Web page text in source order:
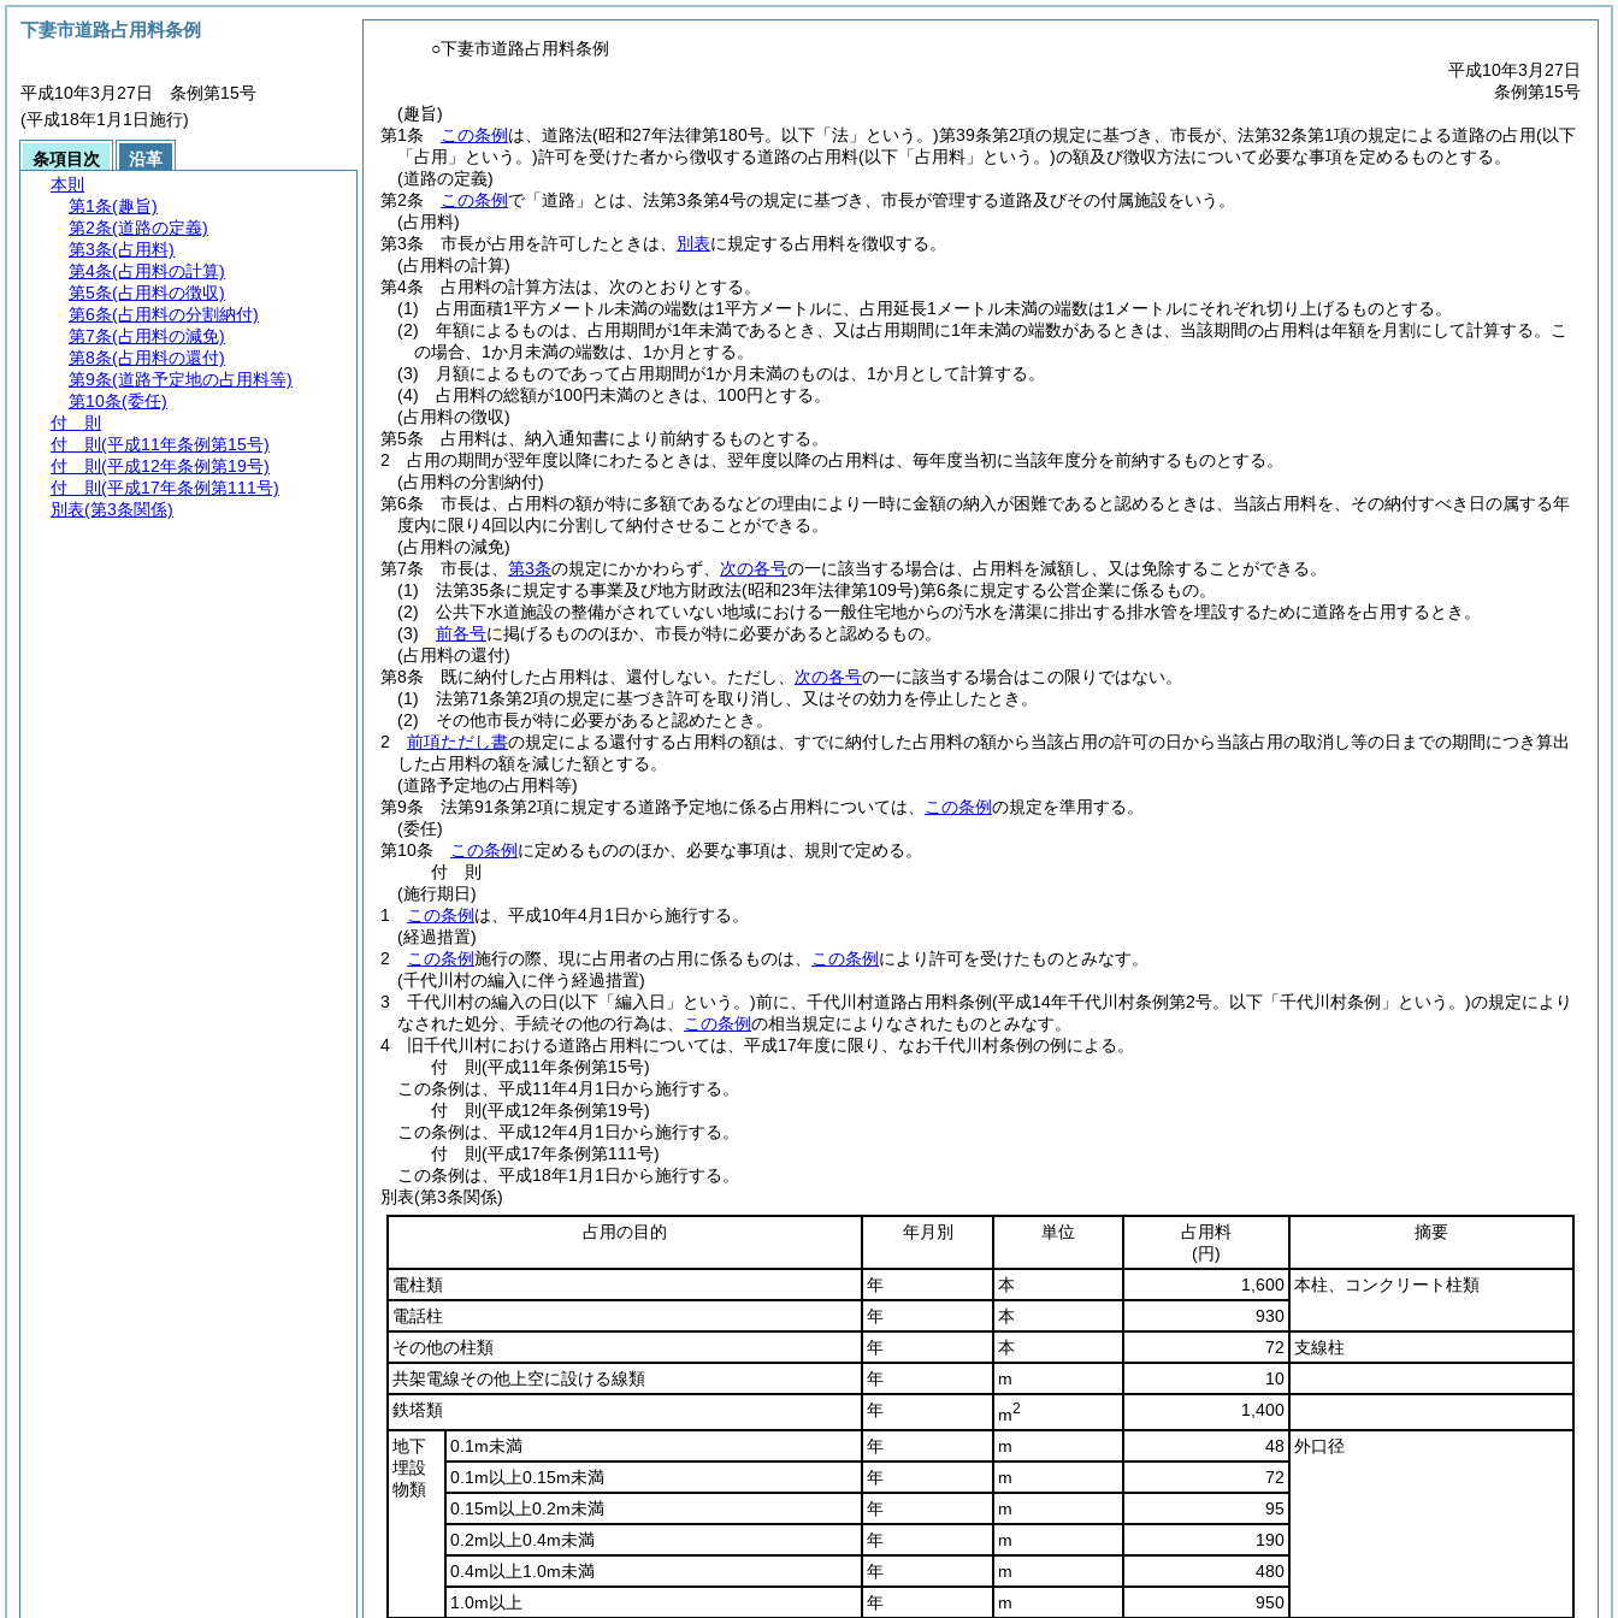
○下妻市道路占用料条例
平成10年3月27日
条例第15号
(趣旨)
第1条
この条例 は、道路法(昭和27年法律第180号。以下「法」という。)第39条第2項の規定に基づき、市長が、法第32条第1項の規定による道路の占用(以下
「占用」という。)許可を受けた者から徴収する道路の占用料(以下「占用料」という。)の額及び徴収方法について必要な事項を定めるものとする。
(道路の定義)
第2条
この条例 で「道路」とは、法第3条第4号の規定に基づき、市長が管理する道路及びその付属施設をいう。
(占用料)
第3条
市長が占用を許可したときは、 別表に規定する占用料を徴収する。
(占用料の計算)
第4条
占用料の計算方法は、次のとおりとする。
(1)
占用面積1平方メートル未満の端数は1平方メートルに、占用延長1メートル未満の端数は1メートルにそれぞれ切り上げるものとする。
(2)
年額によるものは、占用期間が1年未満であるとき、又は占用期間に1年未満の端数があるときは、当該期間の占用料は年額を月割にして計算する。
こ
の場合、1か月未満の端数は、1か月とする。
(3)
月額によるものであって占用期間が1か月未満のものは、1か月として計算する。
(4)
占用料の総額が100円未満のときは、100円とする。
(占用料の徴収)
第5条
占用料は、納入通知書により前納するものとする。
2
占用の期間が翌年度以降にわたるときは、翌年度以降の占用料は、毎年度当初に当該年度分を前納するものとする。
(占用料の分割納付)
第6条
市長は、占用料の額が特に多額であるなどの理由により一時に金額の納入が困難であると認めるときは、当該占用料を、その納付すべき日の属する年
度内に限り4回以内に分割して納付させることができる。
(占用料の減免)
第7条
市長は、 第3条の規定にかかわらず、 次の各号の一に該当する場合は、占用料を減額し、又は免除することができる。
(1)
法第35条に規定する事業及び地方財政法(昭和23年法律第109号)第6条に規定する公営企業に係るもの。
(2)
公共下水道施設の整備がされていない地域における一般住宅地からの汚水を溝渠に排出する排水管を埋設するために道路を占用するとき。
(3)
前各号に掲げるもののほか、市長が特に必要があると認めるもの。
(占用料の還付)
第8条
既に納付した占用料は、還付しない。 ただし、 次の各号の一に該当する場合はこの限りではない。
(1)
法第71条第2項の規定に基づき許可を取り消し、又はその効力を停止したとき。
(2)
その他市長が特に必要があると認めたとき。
2
前項ただし書の規定による還付する占用料の額は、すでに納付した占用料の額から当該占用の許可の日から当該占用の取消し等の日までの期間につき算出
した占用料の額を減じた額とする。
(道路予定地の占用料等)
第9条
法第91条第2項に規定する道路予定地に係る占用料については、 この条例の規定を準用する。
(委任)
第10条
この条例 に定めるもののほか、必要な事項は、規則で定める。
付 則
(施行期日)
1
この条例 は、平成10年4月1日から施行する。
(経過措置)
2
この条例施行の際、現に占用者の占用に係るものは、 この条例 により許可を受けたものとみなす。
(千代川村の編入に伴う経過措置)
3
千代川村の編入の日(以下「編入日」という。)前に、千代川村道路占用料条例(平成14年千代川村条例第2号。以下「千代川村条例」という。)の規定により
なされた処分、手続その他の行為は、
この条例の相当規定によりなされたものとみなす。
4
旧千代川村における道路占用料については、平成17年度に限り、なお千代川村条例の例による。
付 則(平成11年条例第15号)
この条例は、平成11年4月1日から施行する。
付 則(平成12年条例第19号)
この条例は、平成12年4月1日から施行する。
付 則(平成17年条例第111号)
この条例は、平成18年1月1日から施行する。
別表(第3条関係)
占用の目的
年月別 単位
占用料
(円)
摘要
電柱類 年 本 1,600 本柱、コンクリート柱類
電話柱
年 本
930
その他の柱類
年 本 72 支線柱
共架電線その他上空に設ける線類
年 m
10
鉄塔類
年 m2
1,400
地下
埋設
物類
0.1m未満 年 m 48 外口径
0.1m以上0.15m未満
年 m
72
0.15m以上0.2m未満
年 m
95
0.2m以上0.4m未満
年 m
190
0.4m以上1.0m未満
年 m
480
1.0m以上
年 m 950
下妻市道路占用料条例
平成10年3月27日 条例第15号
(平成18年1月1日施行)
条項目次
沿革
本則
第1条(趣旨)
第2条(道路の定義)
第3条(占用料)
第4条(占用料の計算)
第5条(占用料の徴収)
第6条(占用料の分割納付)
第7条(占用料の減免)
第8条(占用料の還付)
第9条(道路予定地の占用料等)
第10条(委任)
付 則
付 則 (平成11年条例第15号)
付 則 (平成12年条例第19号)
付 則 (平成17年条例第111号)
別表(第3条関係)